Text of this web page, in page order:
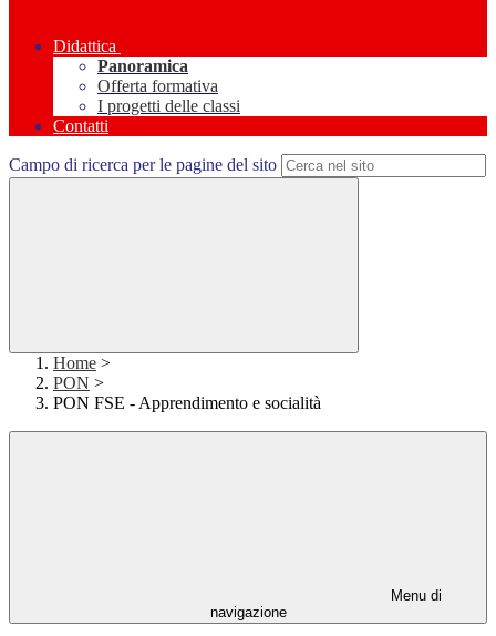
Didattica
Panoramica
Offerta formativa
I progetti delle classi
Contatti
Campo di ricerca per le pagine del sito
Home >
PON >
PON FSE - Apprendimento e socialità
Menu di
navigazione